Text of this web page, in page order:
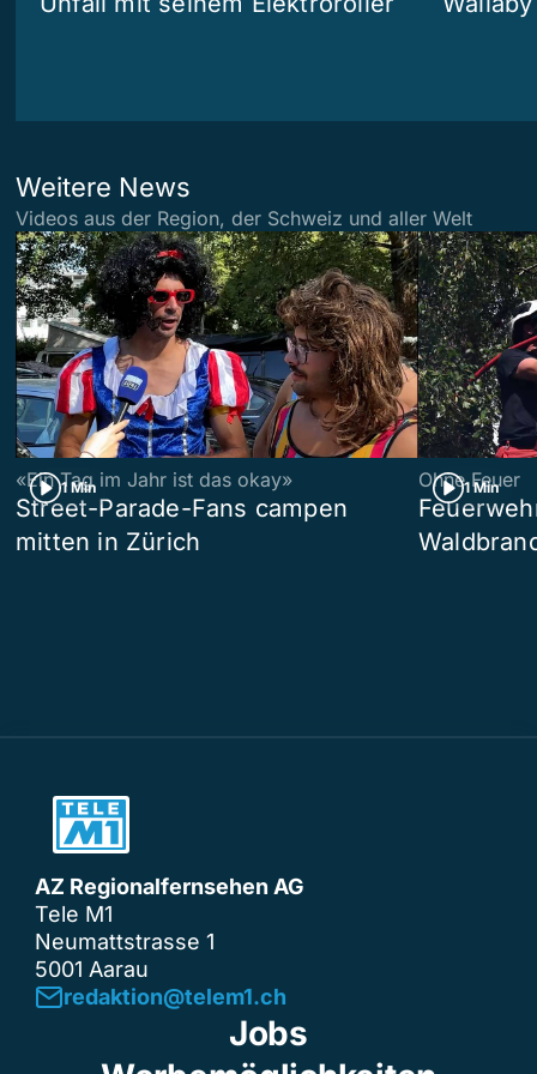
Weitere News
Videos aus der Region, der Schweiz und aller Welt
1 Min
«Ein Tag im Jahr ist das okay»
Street-Parade-Fans campen
mitten in Zürich
1 Min
Ohne Feuer
AZ Regionalfernsehen AG
Tele M1
Neumattstrasse 1
5001 Aarau
redaktion@telem1.ch
Jobs